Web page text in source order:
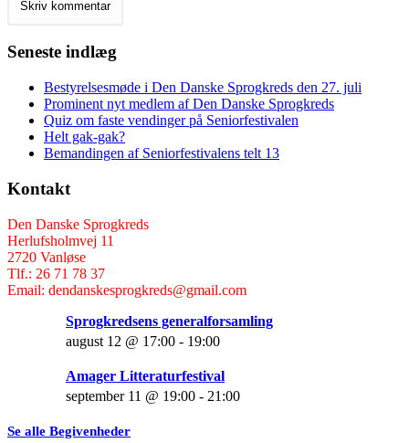
Seneste indlæg
Bestyrelsesmøde i Den Danske Sprogkreds den 27. juli
Prominent nyt medlem af Den Danske Sprogkreds
Quiz om faste vendinger på Seniorfestivalen
Helt gak-gak?
Bemandingen af Seniorfestivalens telt 13
Kontakt
Den Danske Sprogkreds
Herlufsholmvej 11
2720 Vanløse
Tlf.: 26 71 78 37
Email: dendanskesprogkreds@gmail.com
Sprogkredsens generalforsamling
august 12 @ 17:00 - 19:00
Amager Litteraturfestival
september 11 @ 19:00 - 21:00
Se alle Begivenheder